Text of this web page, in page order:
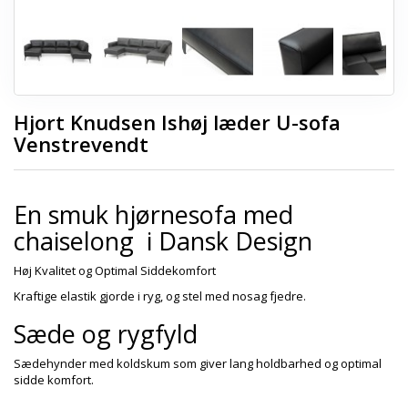
Hjort Knudsen Ishøj læder U-sofa
Venstrevendt
En smuk hjørnesofa med
chaiselong i Dansk Design
Høj Kvalitet og Optimal Siddekomfort
Kraftige elastik gjorde i ryg, og stel med nosag fjedre.
Sæde og rygfyld
Sædehynder med koldskum som giver lang holdbarhed og optimal
sidde komfort.